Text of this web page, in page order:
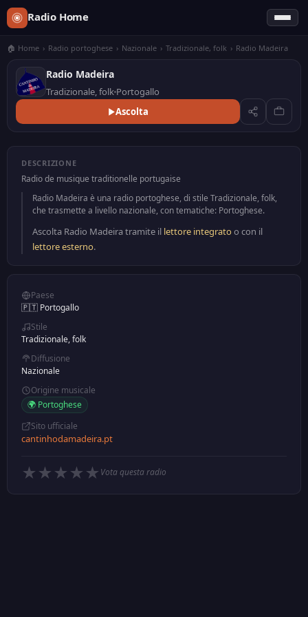
Radio Home
🏠 Home › Radio portoghese › Nazionale › Tradizionale, folk › Radio Madeira
Radio Madeira
Tradizionale, folk Portogallo
Ascolta
DESCRIZIONE
Radio de musique traditionelle portugaise
Radio Madeira è una radio portoghese, di stile Tradizionale, folk,
che trasmette a livello nazionale, con tematiche: Portoghese.
Ascolta Radio Madeira tramite il lettore integratoo con il
lettore esterno.
Paese
🇵🇹 Portogallo
Stile
Tradizionale, folk
Diffusione
Nazionale
Origine musicale
🌍 Portoghese
Sito ufficiale
cantinhodamadeira.pt
★ ★ ★ ★ ★ Vota questa radio